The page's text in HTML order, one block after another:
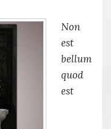
Non
est
bellum
quod
est